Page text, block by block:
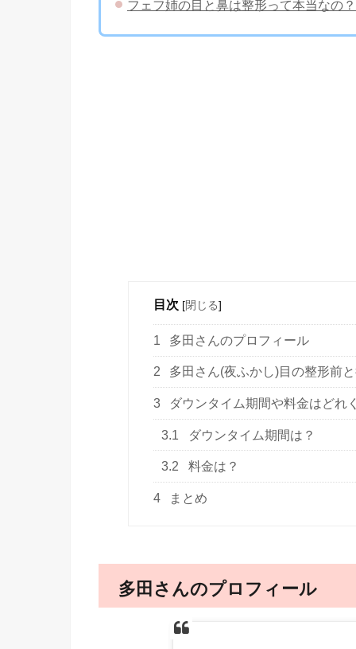
フェフ姉の目と鼻は整形って本当なの
目次 [閉じる]
1 多田さんのプロフィール
2 多田さん(夜ふかし)目の整形前
3 ダウンタイム期間や料金はどれ
3.1 ダウンタイム期間は？
3.2 料金は？
4 まとめ
多田さんのプロフィール